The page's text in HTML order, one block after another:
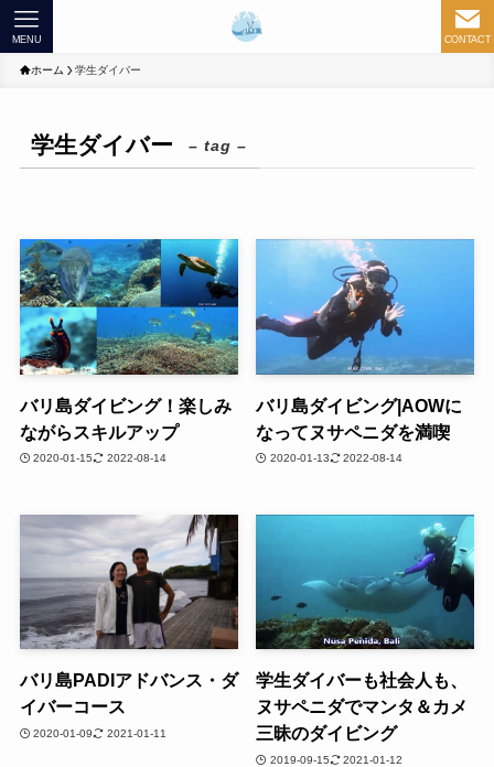
CONTACT
MENU
ホーム 学生ダイバー
学生ダイバー – tag –
バリ島ダイビング！楽しみ
ながらスキルアップ
2020-01-15 2022-08-14
バリ島ダイビング|AOWに
なってヌサペニダを満喫
2020-01-13 2022-08-14
バリ島PADIアドバンス・ダ
イバーコース
2020-01-09 2021-01-11
学生ダイバーも社会人も、
ヌサペニダでマンタ＆カメ
三昧のダイビング
2019-09-15 2021-01-12